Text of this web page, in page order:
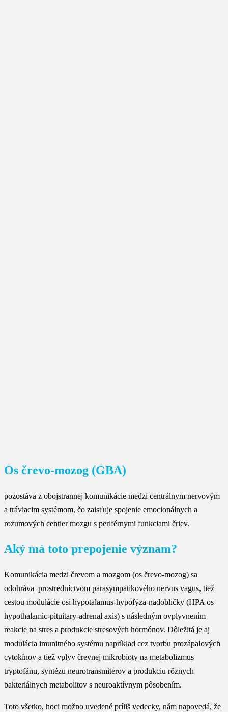
Os črevo-mozog (GBA)
pozostáva z obojstrannej komunikácie medzi centrálnym nervovým
a tráviacim systémom, čo zaisťuje spojenie emocionálnych a
rozumových centier mozgu s periférnymi funkciami čriev.
Aký má toto prepojenie význam?
Komunikácia medzi črevom a mozgom (os črevo-mozog) sa
odohráva prostredníctvom parasympatikového nervus vagus, tiež
cestou modulácie osi hypotalamus-hypofýza-nadobličky (HPA os –
hypothalamic-pituitary-adrenal axis) s následným ovplyvnením
reakcie na stres a produkcie stresových hormónov. Dôležitá je aj
modulácia imunitného systému napríklad cez tvorbu prozápalových
cytokínov a tiež vplyv črevnej mikrobioty na metabolizmus
tryptofánu, syntézu neurotransmiterov a produkciu rôznych
bakteriálnych metabolitov s neuroaktívnym pôsobením.
Toto všetko, hoci možno uvedené príliš vedecky, nám napovedá, že